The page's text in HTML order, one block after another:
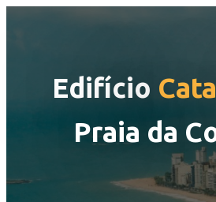
Edifício
Praia da